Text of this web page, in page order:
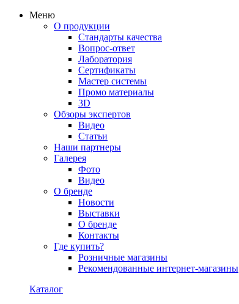
Меню
О продукции
Стандарты качества
Вопрос-ответ
Лаборатория
Сертификаты
Мастер системы
Промо материалы
3D
Обзоры экспертов
Видео
Статьи
Наши партнеры
Галерея
Фото
Видео
О бренде
Новости
Выставки
О бренде
Контакты
Где купить?
Розничные магазины
Рекомендованные интернет-магазины
Каталог